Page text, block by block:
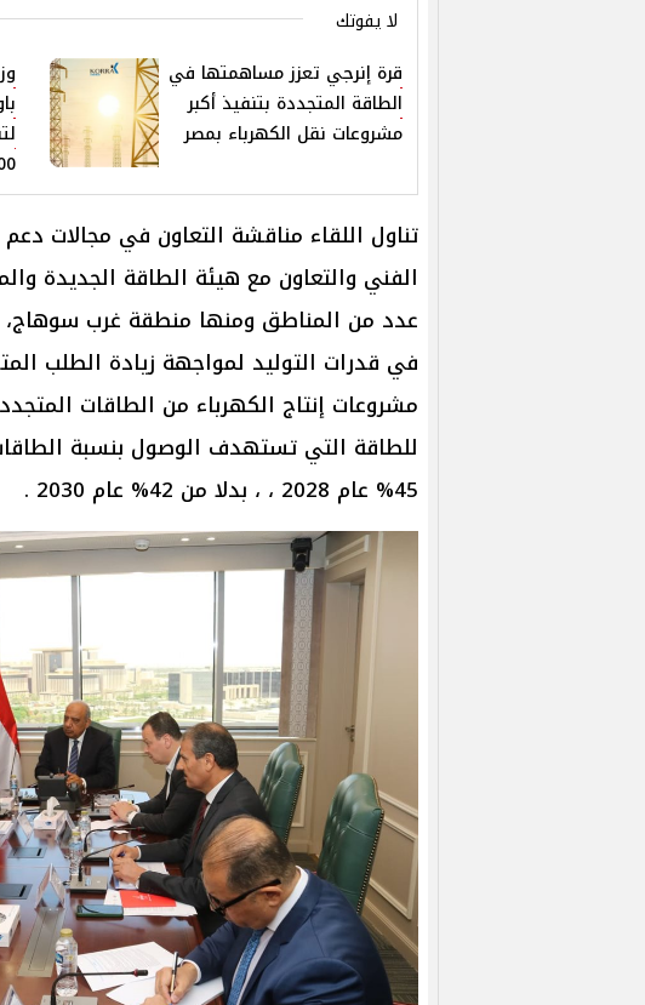
لا يفوتك
قرة إنرجي تعزز مساهمتها في
الطاقة المتجددة بتنفيذ أكبر
مشروعات نقل الكهرباء بمصر
تناول اللقاء مناقشة التعاون في مجالات
الفني والتعاون مع هيئة الطاقة الجديدة
عدد من المناطق ومنها منطقة غرب
في قدرات التوليد لمواجهة زيادة الطلب
مشروعات إنتاج الكهرباء من الطاقات
للطاقة التي تستهدف الوصول بنسبة
45% عام 2028 ، ، بدلا من 42% عام 2030 .